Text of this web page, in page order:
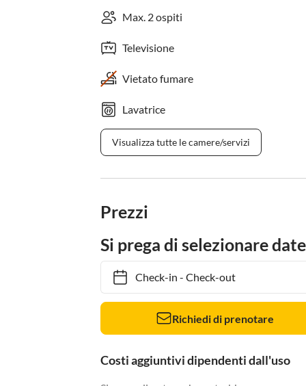
Max. 2 ospiti
Televisione
Vietato fumare
Lavatrice
Visualizza tutte le camere/servizi
Prezzi
Si prega di selezionare
Check-in- Check-out
Richiedi di prenotare
Costi aggiuntivi dipendenti dall'uso